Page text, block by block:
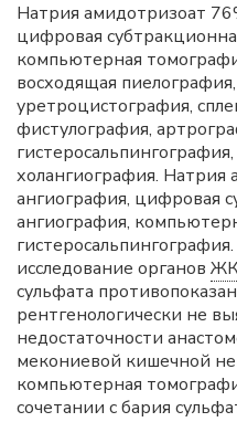
Натрия амидотризоат
цифровая
компьютерная
восходящая
уретроцистография,
фистулография,
холангиография.
ангиография, цифровая
ангиография,
исследование органов
сульфата
рентгенологически не
недостаточности
мекониевой кишечной
компьютерная
сочетании с бария